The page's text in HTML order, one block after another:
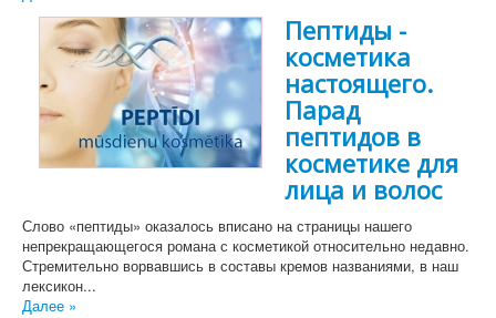
Пептиды -
косметика
настоящего.
Парад
пептидов в
косметике для
лица и волос
Слово «пептиды» оказалось вписано на страницы нашего
непрекращающегося романа с косметикой относительно недавно.
Стремительно ворвавшись в составы кремов названиями, в наш
лексикон...
Далее »